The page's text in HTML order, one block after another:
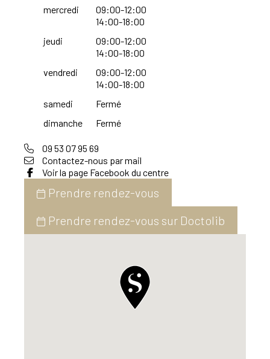
mercredi
09:00-12:00
14:00-18:00
jeudi
09:00-12:00
14:00-18:00
vendredi
09:00-12:00
14:00-18:00
samedi
Fermé
dimanche
Fermé
09 53 07 95 69
Contactez-nous par mail
Voir la page Facebook du centre
Prendre rendez-vous
Prendre rendez-vous sur Doctolib